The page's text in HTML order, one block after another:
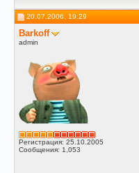
20.07.2006, 19:29
Barkoff
admin
Регистрация: 25.10.2005
Сообщения: 1,053